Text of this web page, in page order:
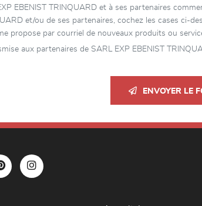
EBENIST TRINQUARD et à ses partenaires
et/ou de ses partenaires, cochez les cases ci-
propose par courriel de nouveaux produits ou
aux partenaires de SARL EXP EBENIST
ENVOYER LE